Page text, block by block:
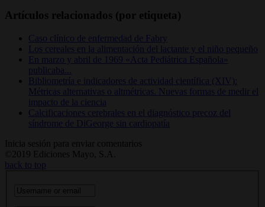
Artículos relacionados (por etiqueta)
Caso clínico de enfermedad de Fabry
Los cereales en la alimentación del lactante y el niño pequeño
En marzo y abril de 1969 «Acta Pediátrica Española»
publicaba...
Bibliometría e indicadores de actividad científica (XIV):
Métricas alternativas o altmétricas. Nuevas formas de medir el
impacto de la ciencia
Calcificaciones cerebrales en el diagnóstico precoz del
síndrome de DiGeorge sin cardiopatía
Inicia sesión para enviar comentarios
©2019 Ediciones Mayo, S.A.
back to top